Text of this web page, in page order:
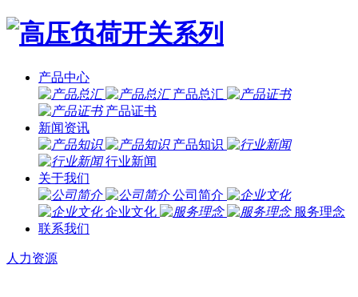
产品中心
产品总汇
产品证书
新闻资讯
产品知识
行业新闻
关于我们
公司简介
企业文化
服务理念
联系我们
人力资源